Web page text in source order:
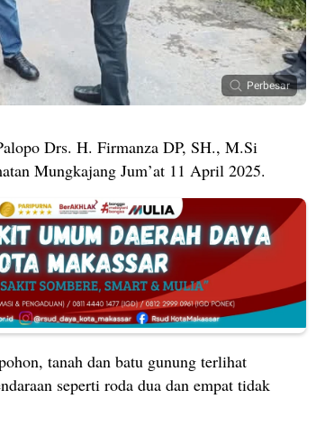
Perbesar
Drs. H. Firmanza DP, SH., M.Si
Mungkajang Jum’at 11 April 2025.
tanah dan batu gunung terlihat
seperti roda dua dan empat tidak